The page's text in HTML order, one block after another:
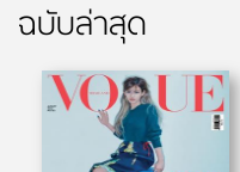
ฉบับล่าสุด